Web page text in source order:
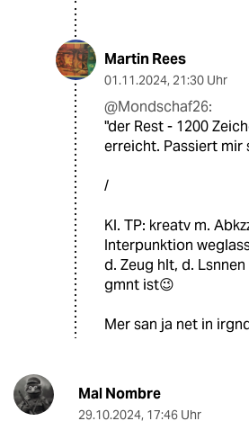
Martin Rees
01.11.2024, 21:30 Uhr
@Mondschaf26:
"der Rest - 1200
erreicht. Passiert mir
/
Kl. TP: kreatv m.
Interpunktion
d. Zeug hlt, d.
gmnt ist😉
Mer san ja net in
Mal Nombre
29.10.2024, 17:46 Uhr